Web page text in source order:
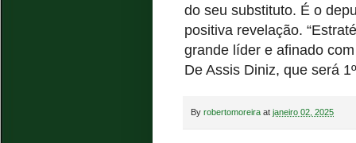
do seu substituto. É o
positiva revelação.
grande líder e afinado
De Assis Diniz, que será
By robertomoreira at janeiro 02, 2025